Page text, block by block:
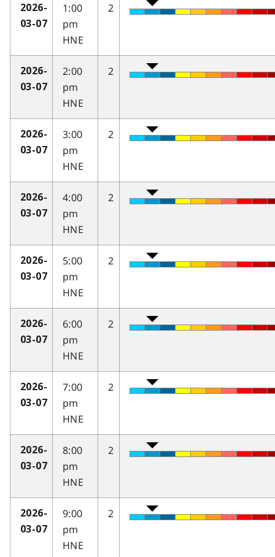
2026-
03-07
1:00
pm
HNE
2
2026-
03-07
2:00
pm
HNE
2
2026-
03-07
3:00
pm
HNE
2
2026-
03-07
4:00
pm
HNE
2
2026-
03-07
5:00
pm
HNE
2
2026-
03-07
6:00
pm
HNE
2
2026-
03-07
7:00
pm
HNE
2
2026-
03-07
8:00
pm
HNE
2
2026-
03-07
9:00
pm
HNE
2